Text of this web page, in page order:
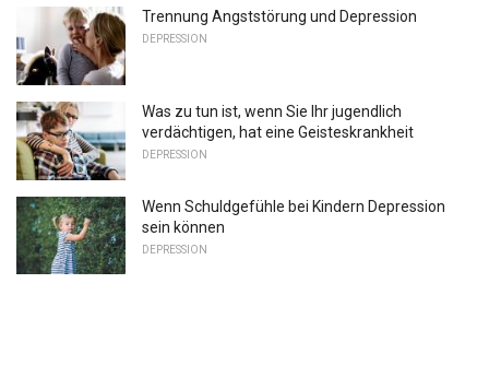
Trennung Angststörung und Depression
DEPRESSION
Was zu tun ist, wenn Sie Ihr jugendlich
verdächtigen, hat eine Geisteskrankheit
DEPRESSION
Wenn Schuldgefühle bei Kindern Depression
sein können
DEPRESSION